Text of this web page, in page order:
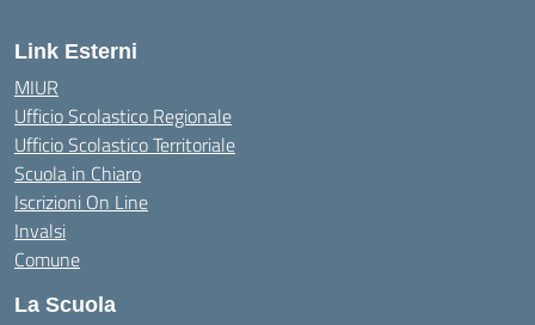
Link Esterni
MIUR
Ufficio Scolastico Regionale
Ufficio Scolastico Territoriale
Scuola in Chiaro
Iscrizioni On Line
Invalsi
Comune
La Scuola